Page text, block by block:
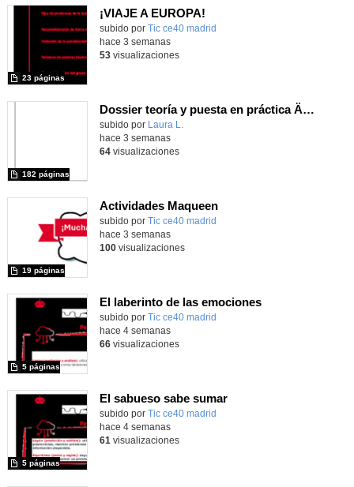
¡VIAJE A EUROPA!
subido por Tic ce40 madrid
23 páginas
hace 3 semanas
53visualizaciones
Dossier teoría y puesta en práctica Äprendizaje Basado en Juegos en Educación Infantil y Primaria
Contenido educativo.
subido por Laura L.
182 páginas
hace 3 semanas
64visualizaciones
Actividades Maqueen
Contenido educativo.
subido por Tic ce40 madrid
19 páginas
hace 3 semanas
100visualizaciones
El laberinto de las emociones
subido por Tic ce40 madrid
5 páginas
hace 4 semanas
66visualizaciones
El sabueso sabe sumar
subido por Tic ce40 madrid
5 páginas
hace 4 semanas
61 visualizaciones